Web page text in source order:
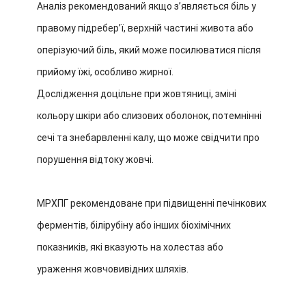
Аналіз рекомендований якщо зʼявляється біль у
правому підреберʼї, верхній частині живота або
оперізуючий біль, який може посилюватися після
прийому їжі, особливо жирної.
Дослідження доцільне при жовтяниці, зміні
кольору шкіри або слизових оболонок, потемнінні
сечі та знебарвленні калу, що може свідчити про
порушення відтоку жовчі.
МРХПГ рекомендоване при підвищенні печінкових
ферментів, білірубіну або інших біохімічних
показників, які вказують на холестаз або
ураження жовчовивідних шляхів.